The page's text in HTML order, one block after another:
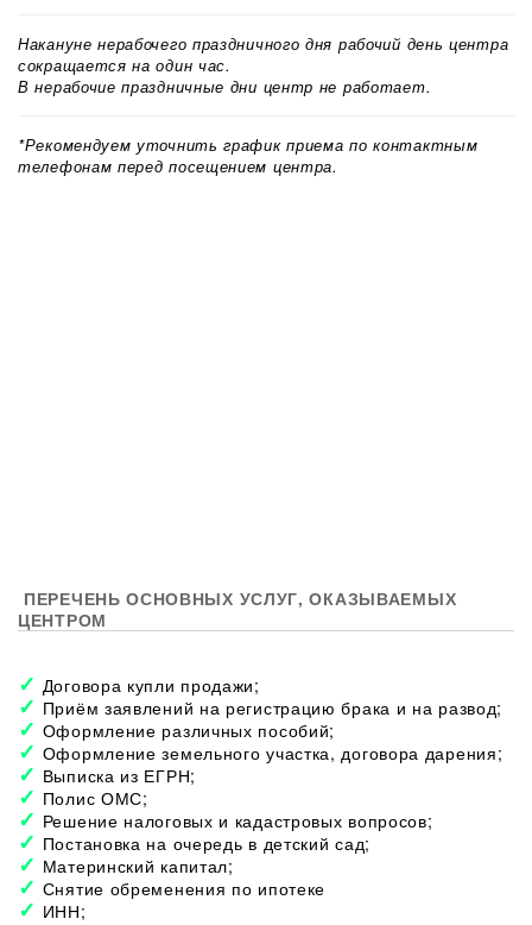
Накануне нерабочего праздничного дня рабочий день центра
сокращается на один час.
В нерабочие праздничные дни центр не работает.
*Рекомендуем уточнить график приема по контактным
телефонам перед посещением центра.
ПЕРЕЧЕНЬ ОСНОВНЫХ УСЛУГ, ОКАЗЫВАЕМЫХ
ЦЕНТРОМ
Договора купли продажи;
Приём заявлений на регистрацию брака и на развод;
Оформление различных пособий;
Оформление земельного участка, договора дарения;
Выписка из ЕГРН;
Полис ОМС;
Решение налоговых и кадастровых вопросов;
Постановка на очередь в детский сад;
Материнский капитал;
Снятие обременения по ипотеке
ИНН;